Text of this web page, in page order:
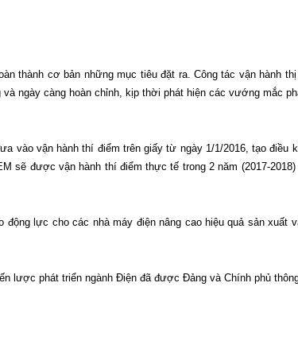
thành cơ bản những mục tiêu đặt ra. Công tác vận hành
ngày càng hoàn chỉnh, kịp thời phát hiện các vướng mắc
vào vận hành thí điểm trên giấy từ ngày 1/1/2016, tạo điều
sẽ được vận hành thí điểm thực tế trong 2 năm (2017-
lực cho các nhà máy điện nâng cao hiệu quả sản xuất
lược phát triển ngành Điện đã được Đảng và Chính phủ